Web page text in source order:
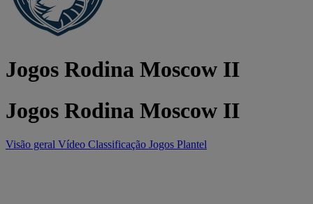
Jogos Rodina Moscow II
Jogos Rodina Moscow II
Visão geral Vídeo Classificação Jogos Plantel